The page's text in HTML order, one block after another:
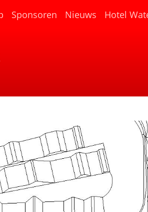
Sponsoren Nieuws Hotel